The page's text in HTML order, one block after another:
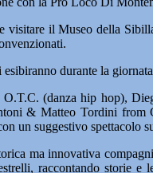
visitare il Museo della
durante la
(danza hip hop),
& Matteo Tordini from
un suggestivo spettacolo
ma innovativa
raccontando storie